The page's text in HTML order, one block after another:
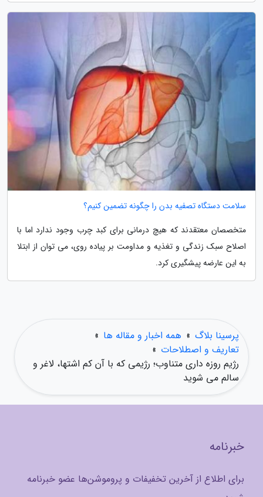
سلامت دستگاه تصفیه بدن را چگونه تضمین کنیم؟
متخصصان معتقدند که هیچ درمانی برای کبد چرب وجود ندارد اما با
اصلاح سبک زندگی و تغذیه و مداومت بر پیاده روی، می توان از ابتلا
به این عارضه پیشگیری کرد.
پرسینا بلاگ » همه اخبار و مقاله ها »
تعاریف و اصطلاحات »
رژیم روزه داری متناوب؛ رژیمی که با آن کم اشتها، لاغر و
سالم می شوید
خبرنامه
برای اطلاع از آخرین تخفیفات و پروموشن‌ها عضو خبرنامه